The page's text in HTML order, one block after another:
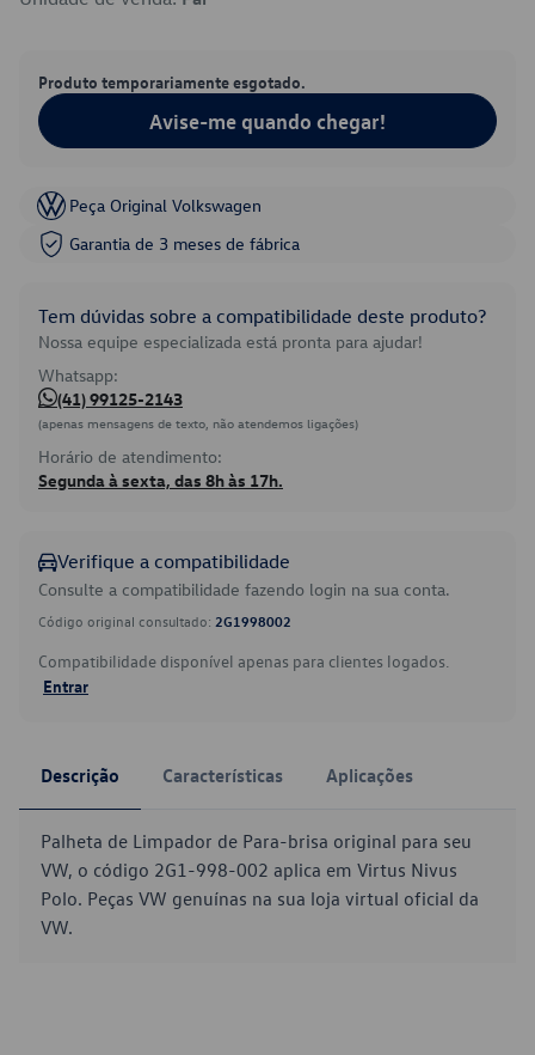
Produto temporariamente esgotado.
Avise-me quando chegar!
Peça Original Volkswagen
Garantia de 3 meses de fábrica
Tem dúvidas sobre a compatibilidade deste produto?
Nossa equipe especializada está pronta para ajudar!
Whatsapp:
(41) 99125-2143
(apenas mensagens de texto, não atendemos ligações)
Horário de atendimento:
Segunda à sexta, das 8h às 17h.
Verifique a compatibilidade
Consulte a compatibilidade fazendo login na sua conta.
Código original consultado: 2G1998002
Compatibilidade disponível apenas para clientes logados.
Entrar
Descrição Características Aplicações
Palheta de Limpador de Para-brisa original para seu
VW, o código 2G1-998-002 aplica em Virtus Nivus
Polo. Peças VW genuínas na sua loja virtual oficial da
VW.